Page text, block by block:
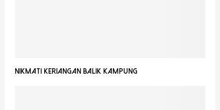
Nikmati Keriangan Balik Kampung